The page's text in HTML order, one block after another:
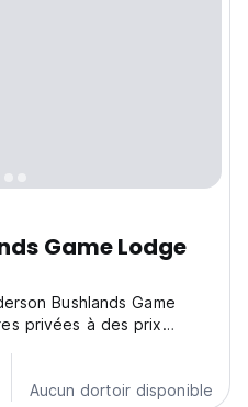
Game Lodge
Bushlands Game
privées à des prix
Aucun dortoir disponible